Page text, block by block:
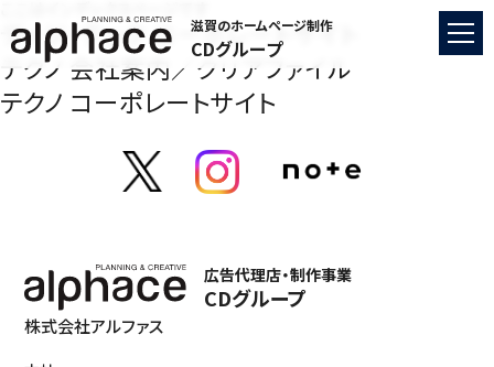
滋賀のホームページ制作
CDグループ
ディジ・テック コーポレートサイト
テクノ 会社案内／クリアファイル
テクノ コーポレートサイト
広告代理店・制作事業
CDグループ
株式会社アルファス